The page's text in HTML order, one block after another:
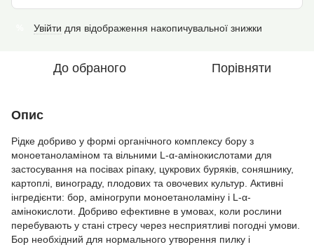
Увійти для відображення накопичувальної знижки
До обраного Порівняти
Опис
Рідке добриво у формі органічного комплексу бору з
моноетаноламіном та вільними L-α-амінокислотами для
застосування на посівах ріпаку, цукрових буряків, соняшнику,
картоплі, винограду, плодових та овочевих культур. Активні
інгредієнти: бор, аміногрупи моноетаноламіну і L-α-
амінокислоти. Добриво ефективне в умовах, коли рослини
перебувають у стані стресу через несприятливі погодні умови.
Бор необхідний для нормального утворення пилку і